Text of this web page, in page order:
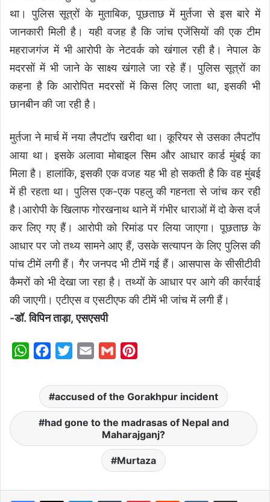
था। पुलिस सूत्रों के मुताबिक, पूछताछ में मुर्तजा से इस बारे में
जानकारी मिली है। यही वजह है कि जांच एजेंसियों की एक टीम
महराजगंज में भी आरोपी के नेटवर्क को खंगाल रही है। नेपाल के
मदरसों में भी जाने के साक्ष्य खंगाले जा रहे हैं। पुलिस सूत्रों का
कहना है कि आरोपित मदरसों में किस लिए जाता था, इसकी भी
छानबीन की जा रही है।
मुर्तजा ने मार्च में नया लैपटॉप खरीदा था। कूरियर से उसका लैपटॉप
आया था। इसके अलावा मोबाइल सिम और आधार कार्ड मुंबई का
मिला है। हालांकि, इसकी एक वजह यह भी हो सकती है कि वह मुंबई
में ही रहता था। पुलिस एक-एक पहलु की गहनता से जांच कर रही
है।आरोपी के खिलाफ गोरखनाथ थाने में गंभीर धाराओं में दो केस दर्ज
कर लिए गए हैं। आरोपी को रिमांड पर लिया जाएगा। पूछताछ के
आधार पर जो तथ्य सामने आए हैं, उसके सत्यापन के लिए पुलिस की
पांच टीमें लगी हैं। गैर जनपद भी टीमें गई हैं। आसपास के सीसीटीवी
कैमरों को भी देखा जा रहा है। तथ्यों के आधार पर आगे की कार्रवाई
की जाएगी। एटीएस व एसटीएफ की टीमें भी जांच में लगी हैं।
-डॉ. विपिन ताड़ा, एसएसपी
W
c
e
b
i
t
t
a
i
l
G
a
i
l
n
t
e
r
e
s
accused of the Gorakhpur incident
had gone to the madrasas of Nepal and
Maharajganj?
Murtaza